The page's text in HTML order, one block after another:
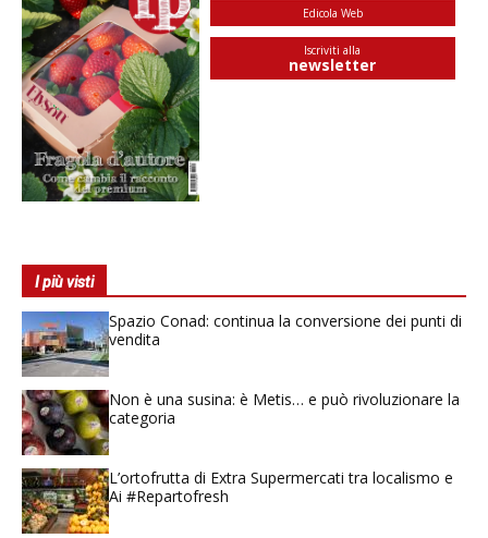
Edicola Web
Iscriviti alla
newsletter
I più visti
Spazio Conad: continua la conversione dei punti di
vendita
Non è una susina: è Metis… e può rivoluzionare la
categoria
L’ortofrutta di Extra Supermercati tra localismo e
Ai #Repartofresh